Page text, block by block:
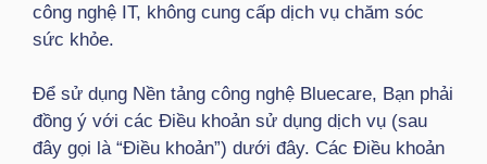
công nghệ IT, không cung cấp dịch vụ chăm sóc
sức khỏe.
Để sử dụng Nền tảng công nghệ Bluecare, Bạn phải
đồng ý với các Điều khoản sử dụng dịch vụ (sau
đây gọi là “Điều khoản”) dưới đây. Các Điều khoản